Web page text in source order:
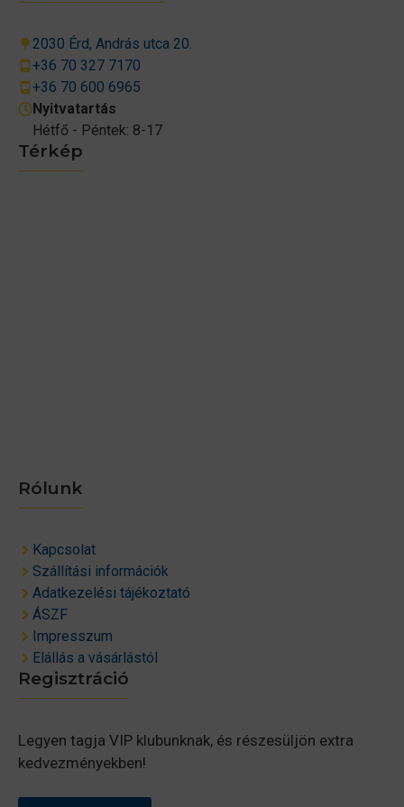
Térkép
Rólunk
Kapcsolat
Szállítási információk
Adatkezelési tájékoztató
ÁSZF
Impresszum
Elállás a vásárlástól
2030 Érd, András utca 20.
+36 70 327 7170
+36 70 600 6965
Nyitvatartás
Hétfő - Péntek: 8-17
Regisztráció
Legyen tagja VIP klubunknak, és részesüljön extra
kedvezményekben!